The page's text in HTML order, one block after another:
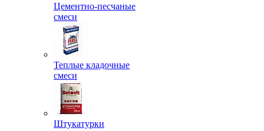
Цементно-песчаные
смеси
Теплые кладочные
смеси
Штукатурки